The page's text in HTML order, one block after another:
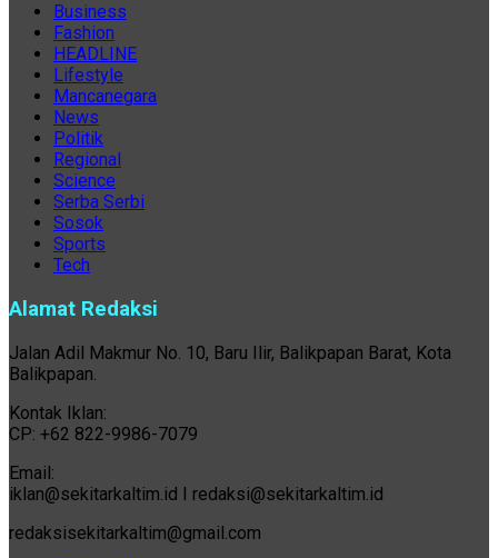
Business
Fashion
HEADLINE
Lifestyle
Mancanegara
News
Politik
Regional
Science
Serba Serbi
Sosok
Sports
Tech
Alamat Redaksi
Jalan Adil Makmur No. 10, Baru Ilir, Balikpapan Barat, Kota
Balikpapan.
Kontak Iklan:
CP: +62 822-9986-7079
Email:
iklan@sekitarkaltim.id I redaksi@sekitarkaltim.id
redaksisekitarkaltim@gmail.com